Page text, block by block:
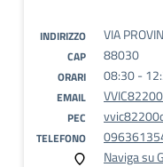
INDIRIZZO VIA
CAP 88030
ORARI 08:30 -
EMAIL
PEC
TELEFONO
Naviga su